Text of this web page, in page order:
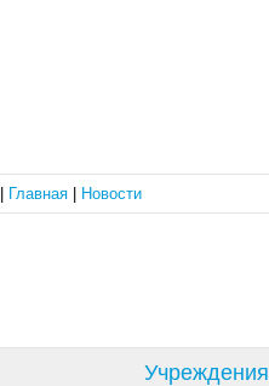
Главная Новости
Учреждения